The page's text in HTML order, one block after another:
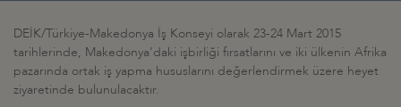
DEİK/Türkiye-Makedonya İş Konseyi olarak 23-24 Mart 2015
tarihlerinde, Makedonya’daki işbirliği fırsatlarını ve iki ülkenin Afrika
pazarında ortak iş yapma hususlarını değerlendirmek üzere heyet
ziyaretinde bulunulacaktır.